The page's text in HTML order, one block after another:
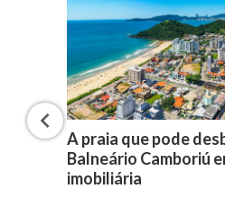
A praia que pode
Balneário Camboriú
imobiliária